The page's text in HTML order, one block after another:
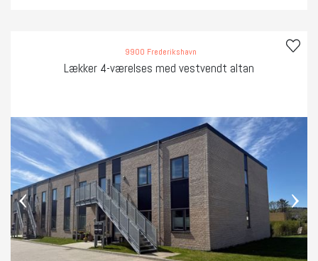
9900 Frederikshavn
Lækker 4-værelses med vestvendt altan
‹ ›